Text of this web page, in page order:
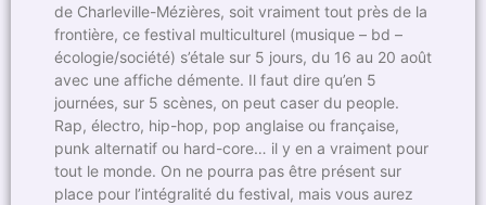
de Charleville-Mézières, soit vraiment tout près de la
frontière, ce festival multiculturel (musique – bd –
écologie/société) s’étale sur 5 jours, du 16 au 20 août
avec une affiche démente. Il faut dire qu’en 5
journées, sur 5 scènes, on peut caser du people.
Rap, électro, hip-hop, pop anglaise ou française,
punk alternatif ou hard-core… il y en a vraiment pour
tout le monde. On ne pourra pas être présent sur
place pour l’intégralité du festival, mais vous aurez